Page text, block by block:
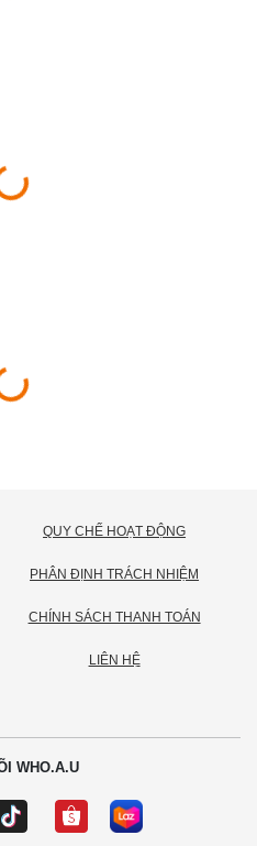
QUY CHẾ HOẠT ĐỘNG
PHÂN ĐỊNH TRÁCH NHIỆM
CHÍNH SÁCH THANH TOÁN
LIÊN HỆ
WHO.A.U